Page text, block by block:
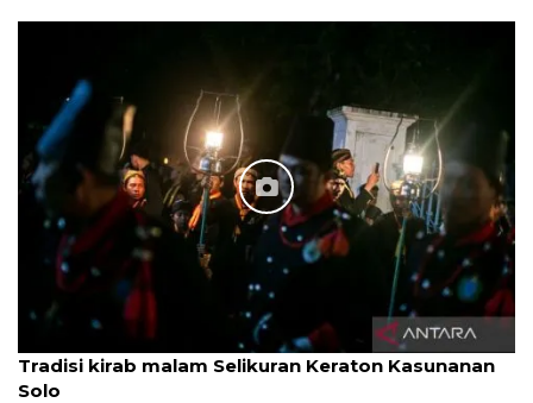
Tradisi kirab malam Selikuran Keraton Kasunanan
Solo